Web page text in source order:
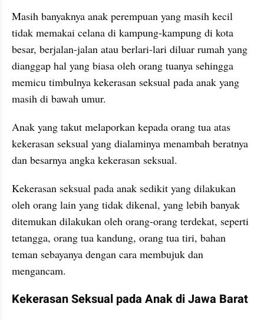
Masih banyaknya anak perempuan yang masih kecil
tidak memakai celana di kampung-kampung di kota
besar, berjalan-jalan atau berlari-lari diluar rumah yang
dianggap hal yang biasa oleh orang tuanya sehingga
memicu timbulnya kekerasan seksual pada anak yang
masih di bawah umur.
Anak yang takut melaporkan kepada orang tua atas
kekerasan seksual yang dialaminya menambah beratnya
dan besarnya angka kekerasan seksual.
Kekerasan seksual pada anak sedikit yang dilakukan
oleh orang lain yang tidak dikenal, yang lebih banyak
ditemukan dilakukan oleh orang-orang terdekat, seperti
tetangga, orang tua kandung, orang tua tiri, bahan
teman sebayanya dengan cara membujuk dan
mengancam.
Kekerasan Seksual pada Anak di Jawa Barat